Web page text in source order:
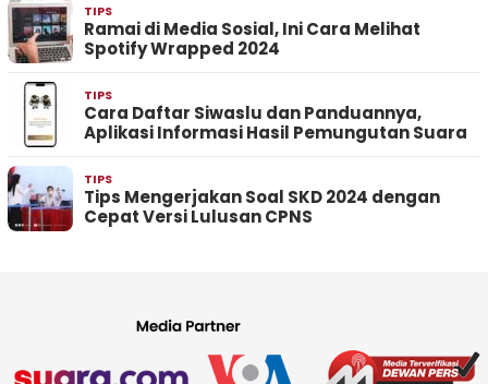
TIPS
Ramai di Media Sosial, Ini Cara Melihat
Spotify Wrapped 2024
TIPS
Cara Daftar Siwaslu dan Panduannya,
Aplikasi Informasi Hasil Pemungutan Suara
TIPS
Tips Mengerjakan Soal SKD 2024 dengan
Cepat Versi Lulusan CPNS